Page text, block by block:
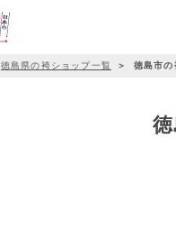
徳島県の袴ショップ一覧 ＞ 徳島市の